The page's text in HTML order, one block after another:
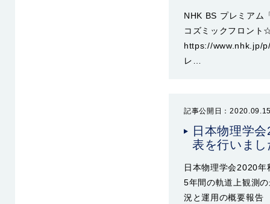
NHK BS プレミアム
コズミックフロン
https://www.nhk.jp/
レ…
記事公開日：
日本物理学
表を行いまし
日本物理学会2020
5年間の軌道上観測
況と運用の概要報告